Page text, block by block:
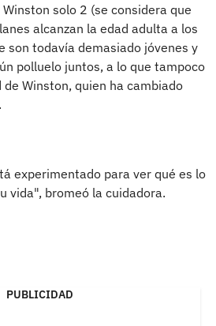
solo 2 (se considera que
alcanzan la edad adulta a los
son todavía demasiado jóvenes y
polluelo juntos, a lo que tampoco
Winston, quien ha cambiado
experimentado para ver qué es lo
vida", bromeó la cuidadora.
PUBLICIDAD